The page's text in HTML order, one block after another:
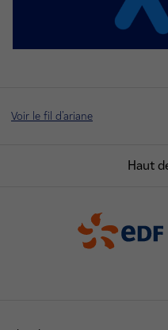
Voir le fil d'ariane
Haut